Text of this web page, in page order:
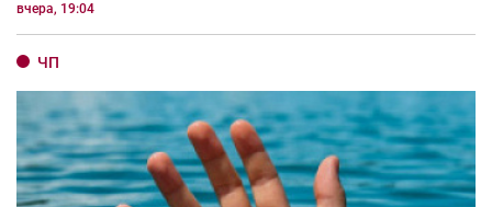
вчера, 19:04
ЧП